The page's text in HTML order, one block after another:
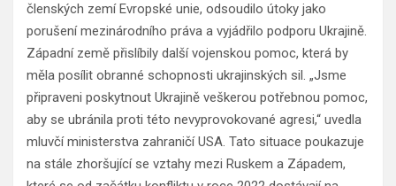
členských zemí Evropské unie, odsoudilo útoky jako
porušení mezinárodního práva a vyjádřilo podporu Ukrajině.
Západní země přislíbily další vojenskou pomoc, která by
měla posílit obranné schopnosti ukrajinských sil. „Jsme
připraveni poskytnout Ukrajině veškerou potřebnou pomoc,
aby se ubránila proti této nevyprovokované agresi,“ uvedla
mluvčí ministerstva zahraničí USA. Tato situace poukazuje
na stále zhoršující se vztahy mezi Ruskem a Západem,